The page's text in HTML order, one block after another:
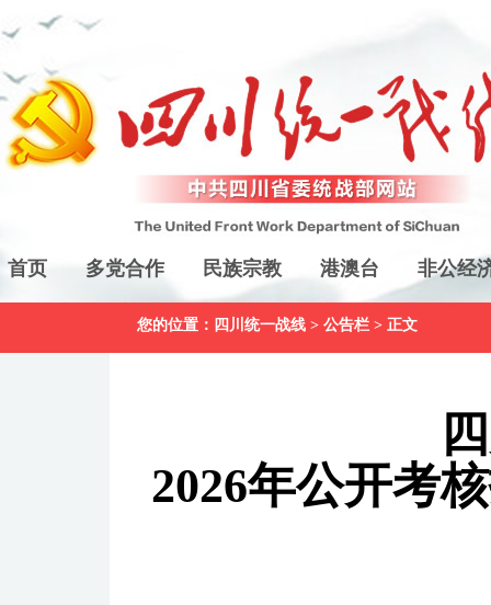
首页 多党合作 民族宗教 港澳台 非公经
您的位置： 四川统一战线 > 公告栏 > 正文
2026年公开考